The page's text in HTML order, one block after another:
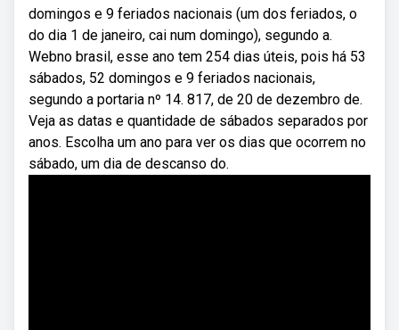
domingos e 9 feriados nacionais (um dos feriados, o
do dia 1 de janeiro, cai num domingo), segundo a.
Webno brasil, esse ano tem 254 dias úteis, pois há 53
sábados, 52 domingos e 9 feriados nacionais,
segundo a portaria nº 14. 817, de 20 de dezembro de.
Veja as datas e quantidade de sábados separados por
anos. Escolha um ano para ver os dias que ocorrem no
sábado, um dia de descanso do.